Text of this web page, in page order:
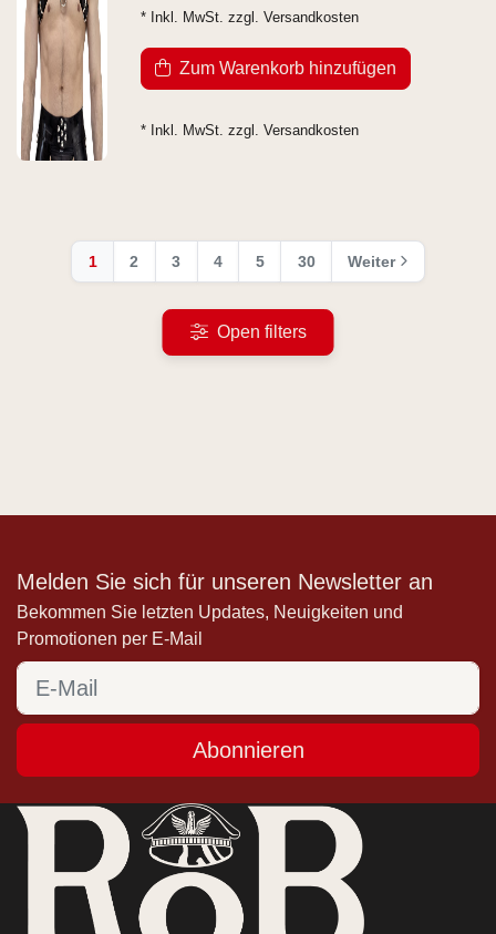
* Inkl. MwSt. zzgl. Versandkosten
Zum Warenkorb hinzufügen
* Inkl. MwSt. zzgl. Versandkosten
1 2 3 4 5 30 Weiter
Open filters
Melden Sie sich für unseren Newsletter an
Bekommen Sie letzten Updates, Neuigkeiten und
Promotionen per E-Mail
Abonnieren